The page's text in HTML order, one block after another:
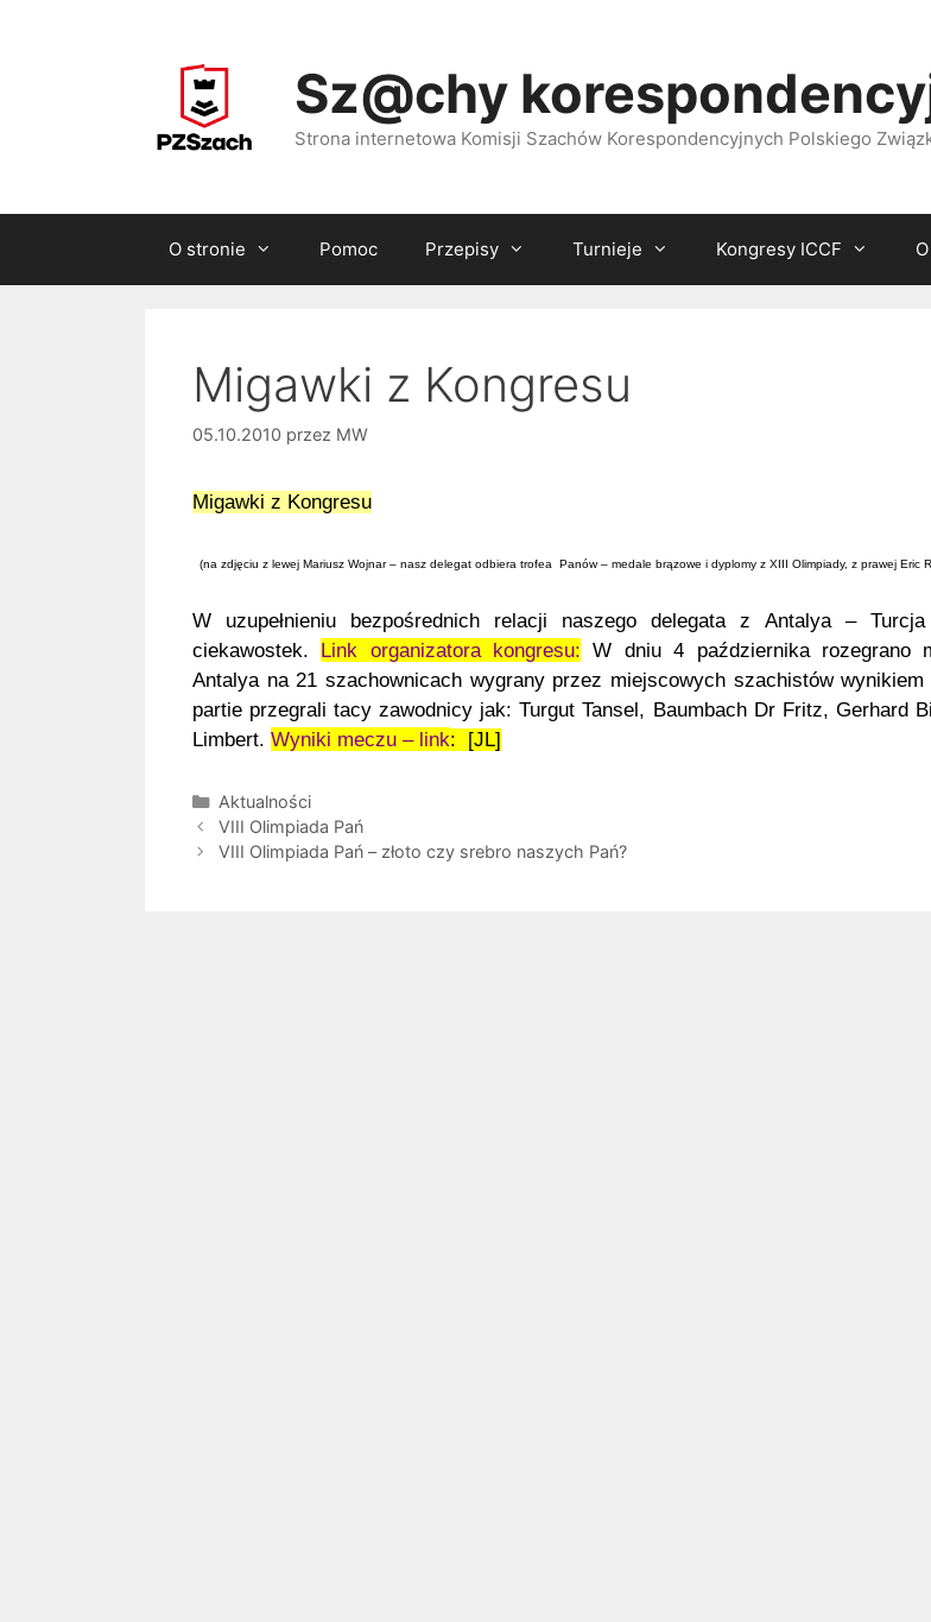
Sz@chy
Strona internetowa Komisji Szachów Korespondencyjnych Polskiego
O stronie Pomoc Przepisy Turnieje Kongresy ICCF
Migawki z Kongresu
05.10.2010 przez MW
Migawki z Kongresu
(na zdjęciu z lewej Mariusz Wojnar – nasz delegat odbiera trofea Panów – medale brązowe i dyplomy z XIII Olimpiady, z prawej Eric
W uzupełnieniu bezpośrednich relacji naszego delegata z Antalya –
ciekawostek.
Link organizatora kongresu: W dniu 4 października rozegrano
Antalya na 21 szachownicach wygrany przez miejscowych szachistów
partie przegrali tacy zawodnicy jak: Turgut Tansel, Baumbach Dr Fritz, Gerhard
Limbert. Wyniki meczu – link: [JL]
Kategorie
Aktualności
VIII Olimpiada Pań
VIII Olimpiada Pań – złoto czy srebro naszych Pań?